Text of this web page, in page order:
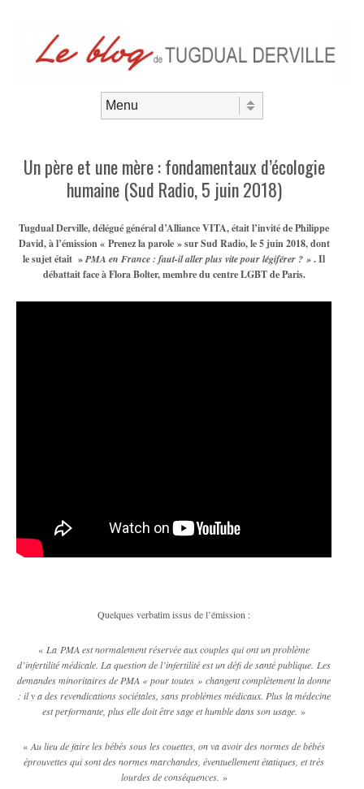
Un père et une mère : fondamentaux d’écologie
humaine (Sud Radio, 5 juin 2018)
Tugdual Derville, délégué général d’Alliance VITA, était l’invité de Philippe
David, à l’émission « Prenez la parole » sur Sud Radio, le 5 juin 2018, dont
le sujet était »PMA en France : faut-il aller plus vite pour légiférer ? ». Il
débattait face à Flora Bolter, membre du centre LGBT de Paris.
Quelques verbatim issus de l’émission :
« La PMA est normalement réservée aux couples qui ont un problème
d’infertilité médicale. La question de l’infertilité est un défi de santé publique. Les
demandes minoritaires de PMA « pour toutes » changent complètement la donne
: il y a des revendications sociétales, sans problèmes médicaux. Plus la médecine
est performante, plus elle doit être sage et humble dans son usage. »
« Au lieu de faire les bébés sous les couettes, on va avoir des normes de bébés
éprouvettes qui sont des normes marchandes, éventuellement étatiques, et très
lourdes de conséquences. »